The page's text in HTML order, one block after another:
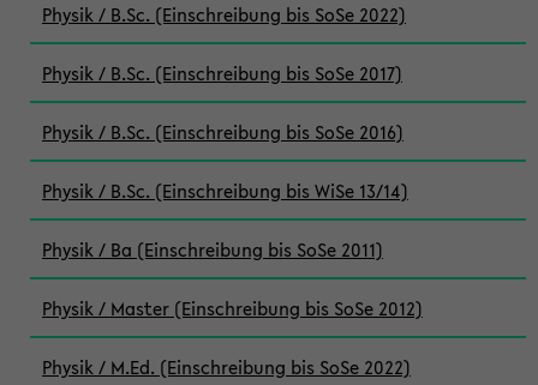
Physik / B.Sc. (Einschreibung bis SoSe 2022)
Physik / B.Sc. (Einschreibung bis SoSe 2017)
Physik / B.Sc. (Einschreibung bis SoSe 2016)
Physik / B.Sc. (Einschreibung bis WiSe 13/14)
Physik / Ba (Einschreibung bis SoSe 2011)
Physik / Master (Einschreibung bis SoSe 2012)
Physik / M.Ed. (Einschreibung bis SoSe 2022)